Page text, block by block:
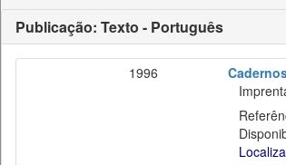
Publicação: Texto - Português
1996